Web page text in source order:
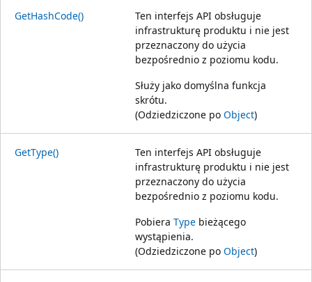
GetHashCode()
Ten interfejs API obsługuje
infrastrukturę produktu i nie jest
przeznaczony do użycia
bezpośrednio z poziomu kodu.
Służy jako domyślna funkcja
skrótu.
(Odziedziczone po Object)
GetType()
Ten interfejs API obsługuje
infrastrukturę produktu i nie jest
przeznaczony do użycia
bezpośrednio z poziomu kodu.
Pobiera Type bieżącego
wystąpienia.
(Odziedziczone po Object)